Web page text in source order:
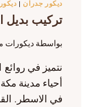
ديكور جدران
تركيب بديل الشيبورد
بواسطة ديكورات
نتميز في
أحياء مدينة
في الاسطر.